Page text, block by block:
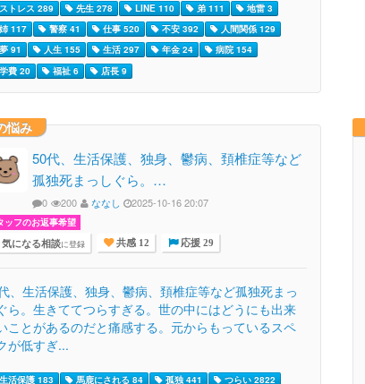
トレス 289
先生 278 LINE 110 弟 111
地雷 3
117
警察 41 仕事 520 不安 392
人間関係 129
91
人生 155 生活 297 年金 24
病院 154
費 20
福祉 6 店長 9
悩み
50代、生活保護、独身、鬱病、頚椎症等など
孤独死まっしぐら。…
0 200 ななし 2025-10-16 20:07
ッフのお返事希望
気になる相談に登録 共感 12 応援 29
、生活保護、独身、鬱病、頚椎症等など孤独死まっ
ら。生きててつらすぎる。世の中にはどうにも出来
ことがあるのだと痛感する。元からもっているスペ
が低すぎ...
活保護 183 馬鹿にされる 84 孤独 441 つらい 2822